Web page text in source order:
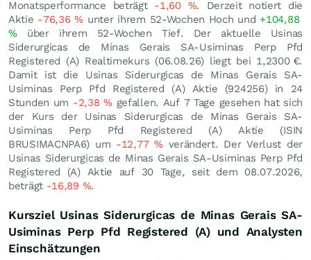
Monatsperformance beträgt -1,60 %. Derzeit notiert die
Aktie -76,36% unter ihrem 52-Wochen Hoch und +104,88
%über ihrem 52-Wochen Tief. Der aktuelle Usinas
Siderurgicas de Minas Gerais SA-Usiminas Perp Pfd
Registered (A) Realtimekurs (06.08.26) liegt bei 1,2300 €.
Damit ist die Usinas Siderurgicas de Minas Gerais SA-
Usiminas Perp Pfd Registered (A) Aktie (924256) in 24
Stunden um -2,38%gefallen. Auf 7 Tage gesehen hat sich
der Kurs der Usinas Siderurgicas de Minas Gerais SA-
Usiminas Perp Pfd Registered (A) Aktie (ISIN
BRUSIMACNPA6) um -12,77%verändert. Der Verlust der
Usinas Siderurgicas de Minas Gerais SA-Usiminas Perp Pfd
Registered (A) Aktie auf 30 Tage, seit dem 08.07.2026,
beträgt -16,89 %.
Kursziel Usinas Siderurgicas de Minas Gerais SA-
Usiminas Perp Pfd Registered (A) und Analysten
Einschätzungen